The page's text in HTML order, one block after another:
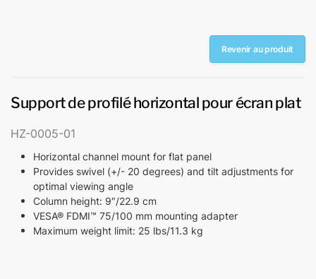
Revenir au produit
Support de profilé horizontal pour écran plat
HZ-0005-01
Horizontal channel mount for flat panel
Provides swivel (+/- 20 degrees) and tilt adjustments for
optimal viewing angle
Column height: 9″/22.9 cm
VESA® FDMI™ 75/100 mm mounting adapter
Maximum weight limit: 25 lbs/11.3 kg